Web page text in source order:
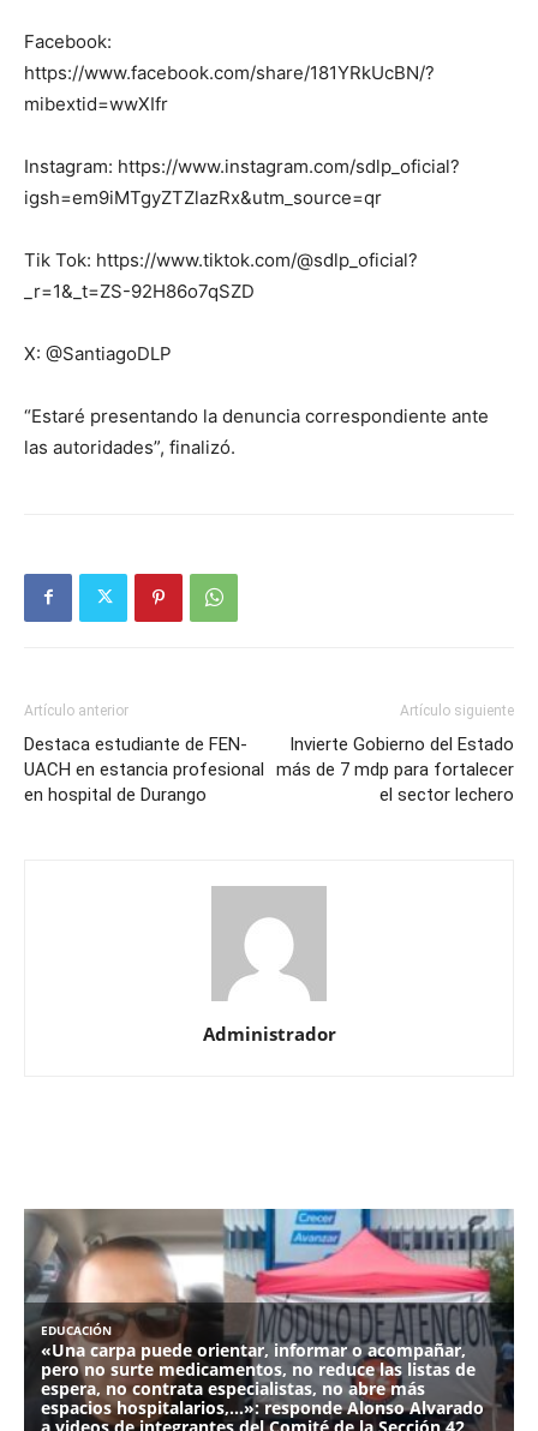
Facebook:
https://www.facebook.com/share/181YRkUcBN/?
mibextid=wwXIfr
Instagram: https://www.instagram.com/sdlp_oficial?
igsh=em9iMTgyZTZlazRx&utm_source=qr
Tik Tok: https://www.tiktok.com/@sdlp_oficial?
_r=1&_t=ZS-92H86o7qSZD
X: @SantiagoDLP
“Estaré presentando la denuncia correspondiente ante
las autoridades”, finalizó.
Artículo anterior
Destaca estudiante de FEN-
UACH en estancia profesional
en hospital de Durango
Artículo siguiente
Invierte Gobierno del Estado
más de 7 mdp para fortalecer
el sector lechero
Administrador